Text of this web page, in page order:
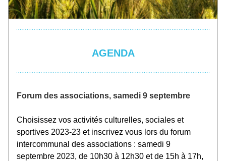
AGENDA
Forum des associations, samedi 9 septembre
Choisissez vos activités culturelles, sociales et
sportives 2023-23 et inscrivez vous lors du forum
intercommunal des associations : samedi 9
septembre 2023, de 10h30 à 12h30 et de 15h à 17h,